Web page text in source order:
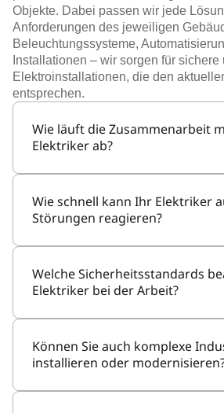
Objekte. Dabei passen wir jede
Anforderungen des jeweiligen
Beleuchtungssysteme,
Installationen – wir sorgen für
Elektroinstallationen, die den
entsprechen.
Wie läuft die Zusammenarbeit
Elektriker ab?
Wie schnell kann Ihr Elektriker
Störungen reagieren?
Welche Sicherheitsstandards
Elektriker bei der Arbeit?
Können Sie auch komplexe
installieren oder